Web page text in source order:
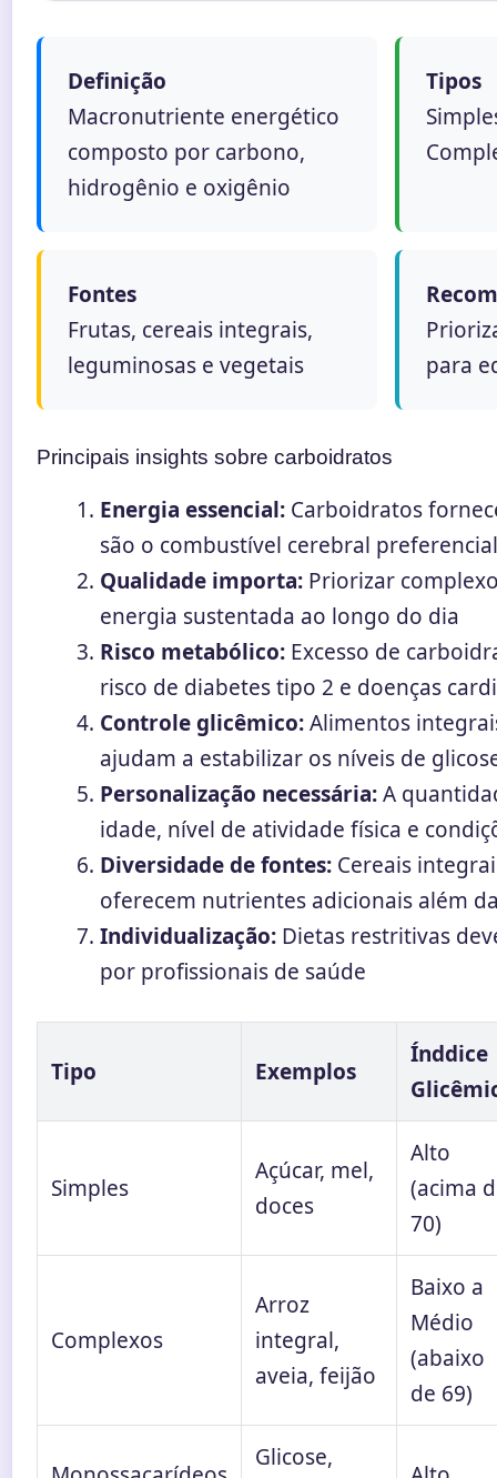
Definição
Macronutriente energético
composto por carbono,
hidrogênio e oxigênio
Tipos
Fontes
Frutas, cereais integrais,
leguminosas e vegetais
para
Principais insights sobre carboidratos
Energia essencial: Carboidratos
são o combustível cerebral preferencial
Qualidade importa: Priorizar
energia sustentada ao longo do dia
Risco metabólico: Excesso de
risco de diabetes tipo 2 e doenças
Controle glicêmico:Alimentos
ajudam a estabilizar os níveis de
Personalização necessária:A
idade, nível de atividade física e
Diversidade de fontes: Cereais
oferecem nutrientes adicionais além
Individualização: Dietas restritivas
por profissionais de saúde
Tipo Exemplos
Índdice
Simples
Açúcar, mel,
doces
Alto
(acima
70)
Complexos
Arroz
integral,
aveia, feijão
Baixo a
Médio
(abaixo
de 69)
Glicose,